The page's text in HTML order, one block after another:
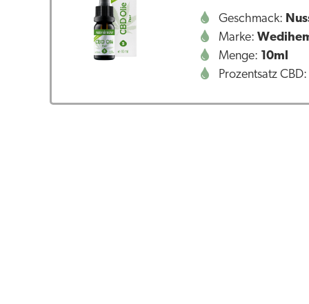
Geschmack:
Marke:
Menge: 10ml
Prozentsatz CBD: